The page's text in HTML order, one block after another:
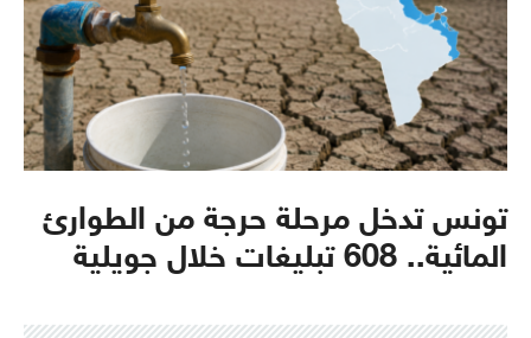
تونس تدخل مرحلة حرجة من الطوارئ
المائية.. 608 تبليغات خلال جويلية